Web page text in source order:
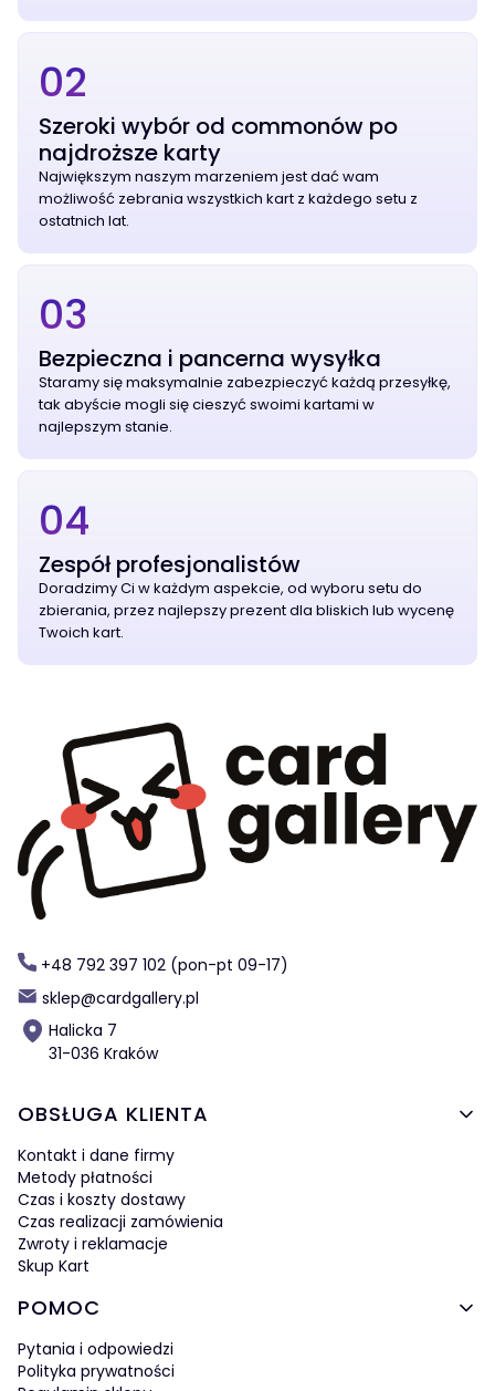
02
Szeroki wybór od commonów po
najdroższe karty
Największym naszym marzeniem jest dać wam
możliwość zebrania wszystkich kart z każdego setu z
ostatnich lat.
03
Bezpieczna i pancerna wysyłka
Staramy się maksymalnie zabezpieczyć każdą przesyłkę,
tak abyście mogli się cieszyć swoimi kartami w
najlepszym stanie.
04
Zespół profesjonalistów
Doradzimy Ci w każdym aspekcie, od wyboru setu do
zbierania, przez najlepszy prezent dla bliskich lub wycenę
Twoich kart.
+48 792 397 102 (pon-pt 09-17)
sklep@cardgallery.pl
Halicka 7
31-036 Kraków
Linki w stopce
OBSŁUGA KLIENTA
Kontakt i dane firmy
Metody płatności
Czas i koszty dostawy
Czas realizacji zamówienia
Zwroty i reklamacje
Skup Kart
POMOC
Pytania i odpowiedzi
Polityka prywatności